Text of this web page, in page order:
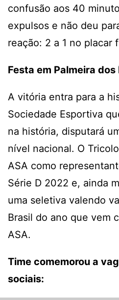
confusão aos 40
expulsos e não deu
reação: 2 a 1 no placar
Festa em Palmeira dos
A vitória entra para a
Sociedade Esportiva
na história, disputará
nível nacional. O
ASA como
Série D 2022 e, ainda
uma seletiva valendo
Brasil do ano que vem
ASA.
Time comemorou a
sociais: